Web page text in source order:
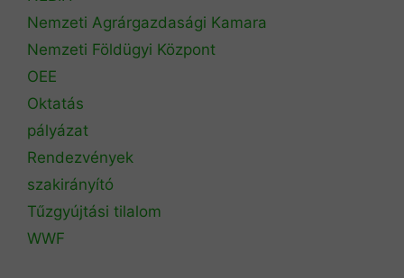
Nemzeti Agrárgazdasági Kamara
Nemzeti Földügyi Központ
OEE
Oktatás
pályázat
Rendezvények
szakirányító
Tűzgyújtási tilalom
WWF